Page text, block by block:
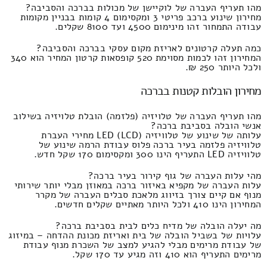
מהו תעריף העברה של לוקיישן של מכולות בברכה והסביבה?
מחירון שינוע ברכב פריטי 3 ומקסימום 4 קומות בבניין מקומות
עבודה התמחור זהו מינימום 4500 ועד 8100 שקלים.
כמה תעלה קרטונים לאריזת מקום עסקי בברכה והסביבה?
המחירון זהו לכמות מסוימת 520 קופסאות קרטון המחיר הוא 340
ולכל היותר 250 ₪.
מחירון הובלות קטנות בברכה
מהו תעריף העברה של טלויזיה (פלזמה) הובלת טלויזיה בשילוב
אנשי הובלה בסביבת ברכה?
עלותה של שינוע של טלוויזיה LED (LCD) מחירי העברת
טלוויזיה פלזמה בעיר ברכה פלוס עבודת הרמה שינוע של
טלוויזיה LED התעריף הינו 300 ומקסימום 170 שקל חדש.
מהי עלות העברה של גוף קירור בעיר ברכה?
עלות העברה של מקפיא באיזור ברכה במאוזן מבלי יותר שירותי
מנוף אם קיים צורך בזיווג מלאכת סבלים העברה של מקרר
המחירון הינו 410 ולכל היותר מאתיים שקלים חדשים.
מה יעלה הובלה של מדיח כלים לבית בסביבת ברכה?
עלויות של בשביל הובלה של בית ואריזת מכונת ההדחה – במיזוג
של עבודת מרימים מבלי להגיע למצב של השכרת מנוף עבודת
מרימים התעריף הוא 410 וזה מגיע עד 170 שקל.